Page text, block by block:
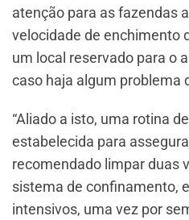
atenção para as fazendas
velocidade de enchimento
um local reservado para o
caso haja algum problema
“Aliado a isto, uma rotina
estabelecida para
recomendado limpar duas
sistema de confinamento,
intensivos, uma vez por